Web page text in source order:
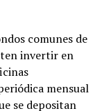
comunes de
invertir en
mensual
se depositan